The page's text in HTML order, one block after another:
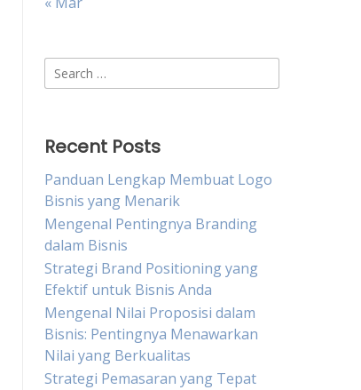
Search
for:
Recent Posts
Panduan Lengkap Membuat Logo
Bisnis yang Menarik
Mengenal Pentingnya Branding
dalam Bisnis
Strategi Brand Positioning yang
Efektif untuk Bisnis Anda
Mengenal Nilai Proposisi dalam
Bisnis: Pentingnya Menawarkan
Nilai yang Berkualitas
Strategi Pemasaran yang Tepat